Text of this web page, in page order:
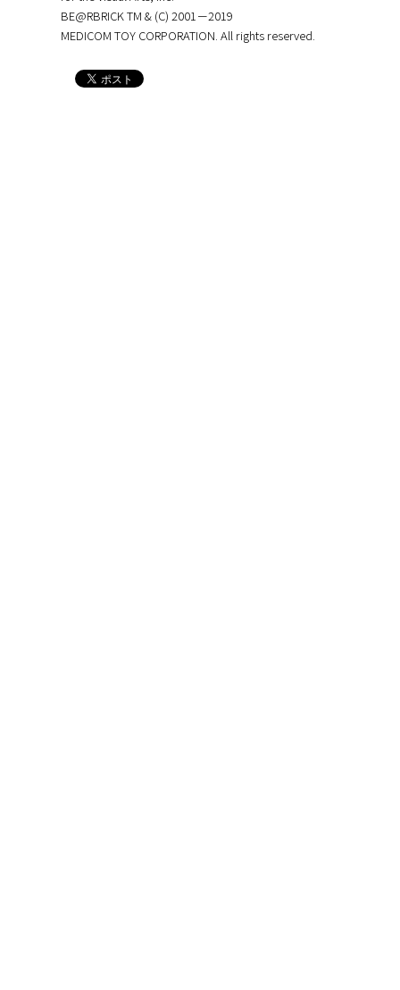
BE@RBRICK TM & (C) 2001－2019
MEDICOM TOY CORPORATION. All rights reserved.